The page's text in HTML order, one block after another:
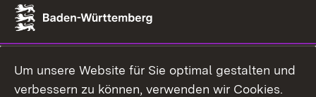
Um unsere Website für Sie optimal gestalten und
verbessern zu können, verwenden wir Cookies.